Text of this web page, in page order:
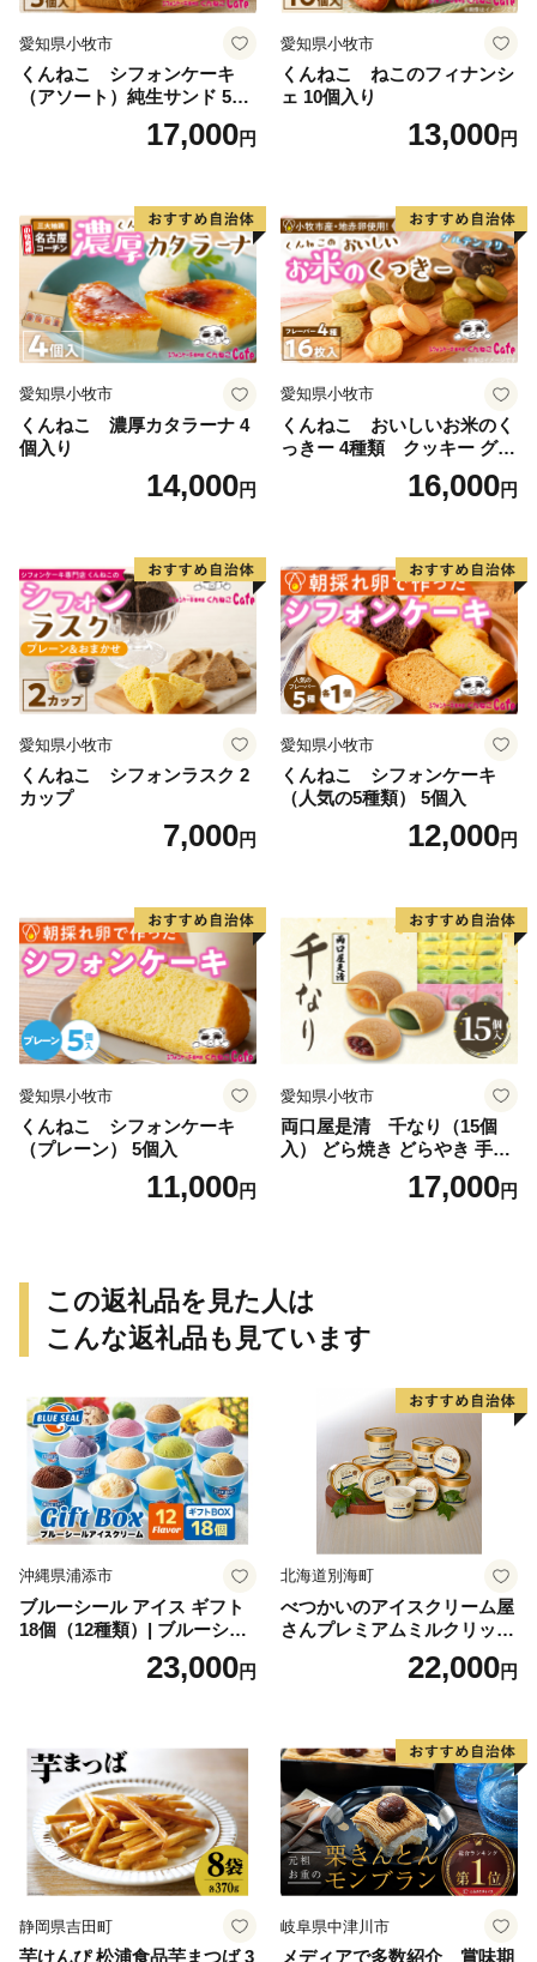
愛知県小牧市
くんねこ シフォンケーキ
（アソート）純生サンド 5個
17,000円
愛知県小牧市
くんねこ ねこのフィナンシ
ェ 10個入り
13,000円
愛知県小牧市
くんねこ 濃厚カタラーナ 4
個入り
14,000円
愛知県小牧市
くんねこ おいしいお米のく
っきー 4種類 クッキー グル
16,000円
愛知県小牧市
くんねこ シフォンラスク 2
カップ
7,000円
愛知県小牧市
くんねこ シフォンケーキ
（人気の5種類） 5個入
12,000円
愛知県小牧市
くんねこ シフォンケーキ
（プレーン） 5個入
11,000円
愛知県小牧市
両口屋是清 千なり（15個
入） どら焼き どらやき 手土
産 お土産 土産 丹波大納言小
豆 抹茶 林檎 りんご 慶事 お
17,000円
この返礼品を見た人は
こんな返礼品も見ています
沖縄県浦添市
ブルーシール アイス ギフト
18個（12種類）| ブルーシー
ルアイス ブルーシールアイ
スクリーム 着日指定可能 送
誕生日 カップ 詰め合わせ バ
ラエティ | バニラ チョコレー
ト ストロベリー ピスタチオ
バニラ＆クッキー ウベ 沖縄
紅イモ 塩ちんすこう 沖縄シ
ークヮーサー 沖縄黒糖 琉球
ロイヤルミルクティ 沖縄パ
イン
23,000円
北海道別海町
べつかいのアイスクリーム屋
さんプレミアムミルクリッチ
12個（AP-01）（ 北海道アイ
ス 北海道産アイス アイス ア
道産アイス 道産アイスクリ
ーム ギフト 詰合せ 詰め合わ
せ ふるさと納税 ）
22,000円
静岡県吉田町
芋けんぴ 松浦食品芋まつば 3
岐阜県中津川市
メディアで多数紹介 賞味期